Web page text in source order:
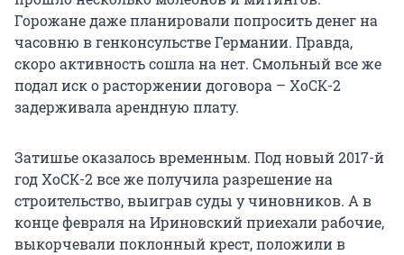
Горожане даже планировали попросить денег на
часовню в генконсульстве Германии. Правда,
скоро активность сошла на нет. Смольный все же
подал иск о расторжении договора – ХоСК-2
задерживала арендную плату.
Затишье оказалось временным. Под новый 2017-й
год ХоСК-2 все же получила разрешение на
строительство, выиграв суды у чиновников. А в
конце февраля на Ириновский приехали рабочие,
выкорчевали поклонный крест, положили в